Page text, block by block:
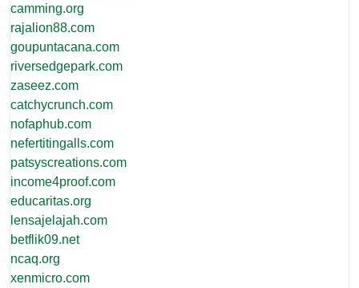
camming.org
rajalion88.com
goupuntacana.com
riversedgepark.com
zaseez.com
catchycrunch.com
nofaphub.com
nefertitingalls.com
patsyscreations.com
income4proof.com
educaritas.org
lensajelajah.com
betflik09.net
ncaq.org
xenmicro.com